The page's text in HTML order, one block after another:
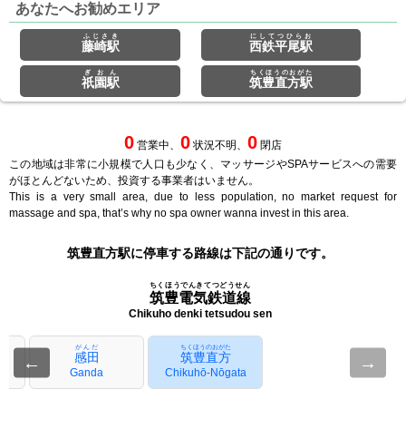
あなたへお勧めエリア
藤崎駅
ふじさき
西鉄平尾駅
にしてつひらお
祇園駅
ぎおん
筑豊直方駅
ちくほうのおがた
0 営業中、 0 状況不明、 0 閉店
この地域は非常に小規模で人口も少なく、マッサージやSPAサービスへの需要
がほとんどないため、投資する事業者はいません。
This is a very small area, due to less population, no market request for
massage and spa, that’s why no spa owner wanna invest in this area.
筑豊直方駅に停車する路線は下記の通りです。
筑豊電気鉄道線
ちくほうでんきてつどうせん
Chikuho denki tetsudou sen
← 感田
がんだ
Ganda
筑豊直方
ちくほうのおがた
Chikuhō-Nōgata
→